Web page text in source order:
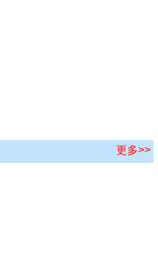
更多>>